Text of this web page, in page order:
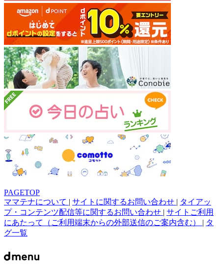
PAGETOP
ママテナについて | サイトに関するお問い合わせ | タイアッ
プ・コンテンツ配信等に関するお問い合わせ | サイトご利用
にあたって（ご利用端末からの外部送信のご案内含む） | タ
グ一覧